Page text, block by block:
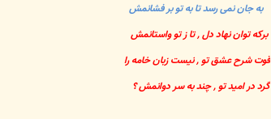
به جان نمی رسد تا به تو بر فشانمش
برکه توان نهاد دل , تا ز تو واستانمش
قوت شرح عشق تو , نیست زبان خامه را
گرد در امید تو , چند به سر دوانمش ؟